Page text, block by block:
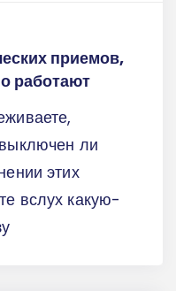
приемов,
работают
ли
этих
вслух какую-